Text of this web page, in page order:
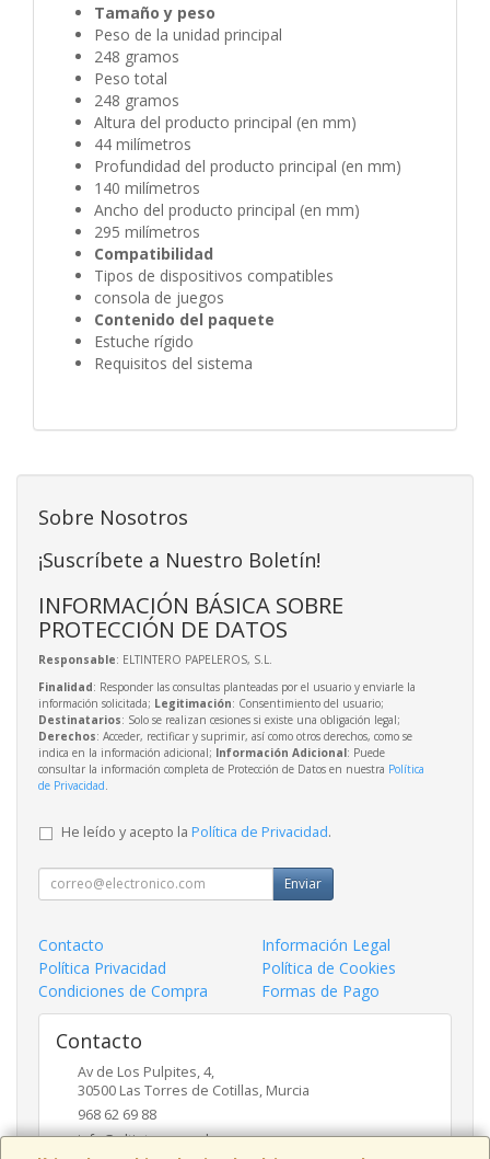
Tamaño y peso
Peso de la unidad principal
248 gramos
Peso total
248 gramos
Altura del producto principal (en mm)
44 milímetros
Profundidad del producto principal (en mm)
140 milímetros
Ancho del producto principal (en mm)
295 milímetros
Compatibilidad
Tipos de dispositivos compatibles
consola de juegos
Contenido del paquete
Estuche rígido
Requisitos del sistema
Sobre Nosotros
¡Suscríbete a Nuestro Boletín!
INFORMACIÓN BÁSICA SOBRE
PROTECCIÓN DE DATOS
Responsable: ELTINTERO PAPELEROS, S.L.
Finalidad: Responder las consultas planteadas por el usuario y enviarle la
información solicitada; Legitimación: Consentimiento del usuario;
Destinatarios: Solo se realizan cesiones si existe una obligación legal;
Derechos: Acceder, rectificar y suprimir, así como otros derechos, como se
indica en la información adicional; Información Adicional: Puede
consultar la información completa de Protección de Datos en nuestra Política
de Privacidad
He leído y acepto la Política de Privacidad.
Enviar
Contacto
Información Legal
Política Privacidad
Política de Cookies
Condiciones de Compra
Formas de Pago
Contacto
Av de Los Pulpites, 4,
30500 Las Torres de Cotillas, Murcia
968 62 69 88
info@eltinteropapeleros.com